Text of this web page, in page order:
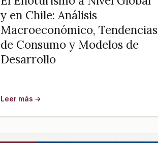
y en Chile: Análisis
Macroeconómico, Tendencias
de Consumo y Modelos de
Desarrollo
Leer más →